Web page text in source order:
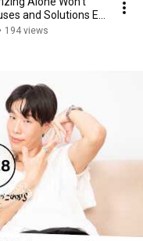
and Solutions E...
• 194 views